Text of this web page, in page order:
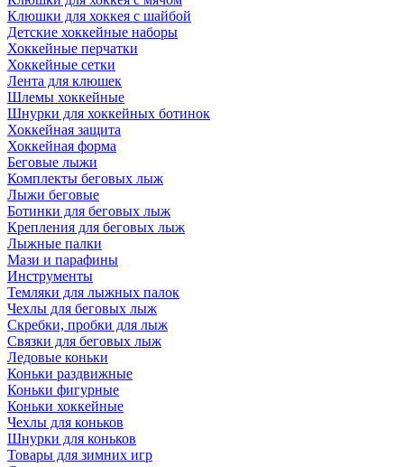
Клюшки для хоккея с шайбой
Детские хоккейные наборы
Хоккейные перчатки
Хоккейные сетки
Лента для клюшек
Шлемы хоккейные
Шнурки для хоккейных ботинок
Хоккейная защита
Хоккейная форма
Беговые лыжи
Комплекты беговых лыж
Лыжи беговые
Ботинки для беговых лыж
Крепления для беговых лыж
Лыжные палки
Мази и парафины
Инструменты
Темляки для лыжных палок
Чехлы для беговых лыж
Скребки, пробки для лыж
Связки для беговых лыж
Ледовые коньки
Коньки раздвижные
Коньки фигурные
Коньки хоккейные
Чехлы для коньков
Шнурки для коньков
Товары для зимних игр